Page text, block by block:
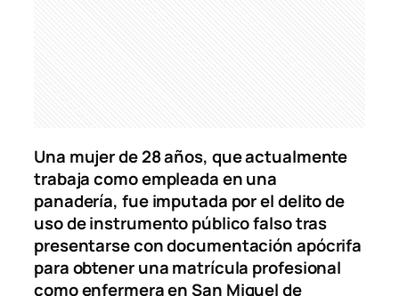
Una mujer de 28 años, que actualmente
trabaja como empleada en una
panadería, fue imputada por el delito de
uso de instrumento público falso tras
presentarse con documentación apócrifa
para obtener una matrícula profesional
como enfermera en San Miguel de